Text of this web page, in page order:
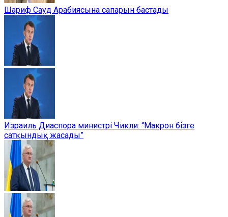
Шариф Сауд Арабиясына сапарын бастады
Израиль Диаспора министрі Чикли: “Макрон бізге
сатқындық жасады”